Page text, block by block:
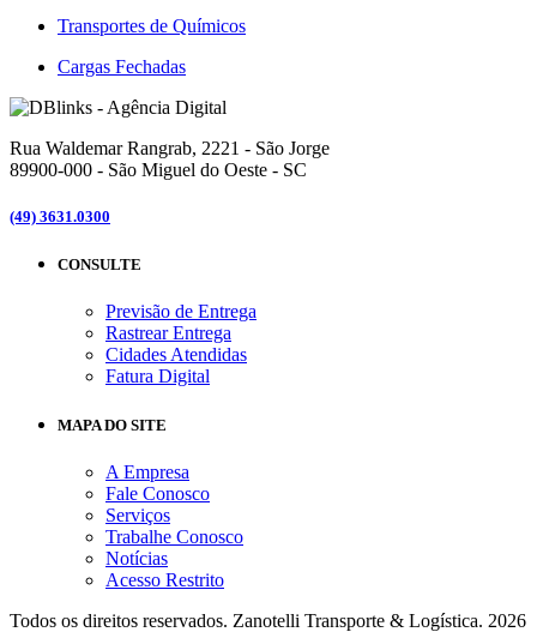
Transportes de Químicos
Cargas Fechadas
Rua Waldemar Rangrab, 2221 - São Jorge
89900-000 - São Miguel do Oeste - SC
(49) 3631.0300
CONSULTE
Previsão de Entrega
Rastrear Entrega
Cidades Atendidas
Fatura Digital
MAPA DO SITE
A Empresa
Fale Conosco
Serviços
Trabalhe Conosco
Notícias
Acesso Restrito
Todos os direitos reservados. Zanotelli Transporte & Logística. 2026